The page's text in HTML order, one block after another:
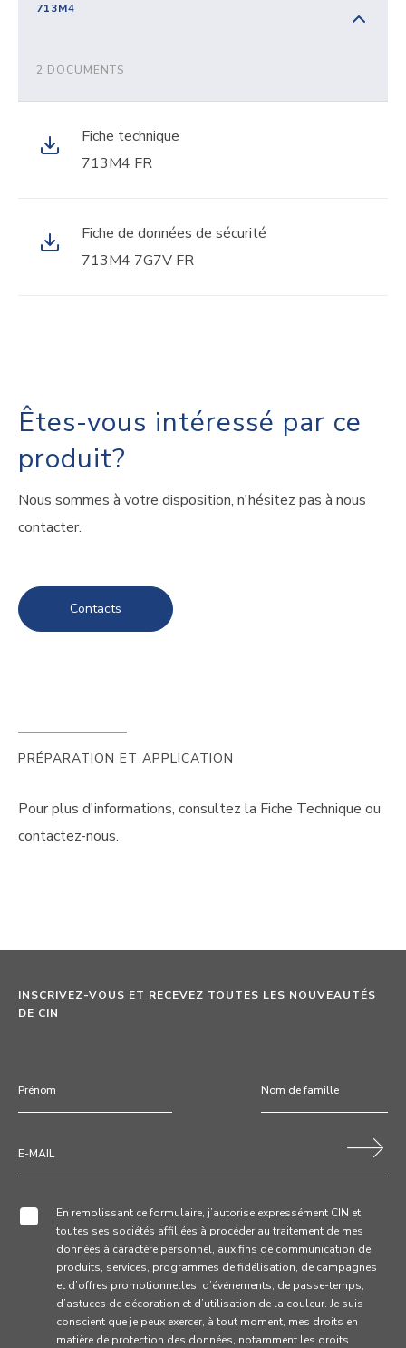
713M4
2 DOCUMENTS
Fiche technique
713M4 FR
Fiche de données de sécurité
713M4 7G7V FR
Êtes-vous intéressé par ce
produit?
Nous sommes à votre disposition, n'hésitez pas à nous
contacter.
Contacts
PRÉPARATION ET APPLICATION
Pour plus d'informations, consultez la Fiche Technique ou
contactez-nous.
INSCRIVEZ-VOUS ET RECEVEZ TOUTES LES NOUVEAUTÉS
DE CIN
En remplissant ce formulaire, j’autorise expressément CIN et
toutes ses sociétés affiliées à procéder au traitement de mes
données à caractère personnel, aux fins de communication de
produits, services, programmes de fidélisation, de campagnes
et d’offres promotionnelles, d’événements, de passe-temps,
d’astuces de décoration et d’utilisation de la couleur. Je suis
conscient que je peux exercer, à tout moment, mes droits en
matière de protection des données, notamment les droits